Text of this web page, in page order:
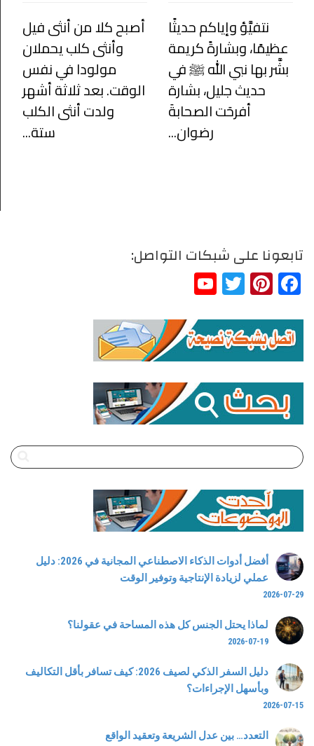
أصبح كلا من أنثى فيل
وأنثى كلب يحملان
مولودا في نفس
الوقت. بعد ثلاثة أشهر
ولدت أنثى الكلب
ستة...
نتفيَّؤ وإياكم حديثًا
عظيمًا، وبشارةً كريمة
بشَّر بها نبي الله ﷺ في
حديث جليل، بشارة
أفرحَت الصحابةَ
رضوان...
تابعونا على شبكات التواصل:
Facebook
Pinterest
Twitter
أفضل أدوات الذكاء الاصطناعي المجانية في 2026: دليل
عملي لزيادة الإنتاجية وتوفير الوقت
2026-07-29
لماذا يحتل الجنس كل هذه المساحة في عقولنا؟
2026-07-19
دليل السفر الذكي لصيف 2026: كيف تسافر بأقل التكاليف
وبأسهل الإجراءات؟
2026-07-15
التعدد… بين عدل الشريعة وتعقيد الواقع